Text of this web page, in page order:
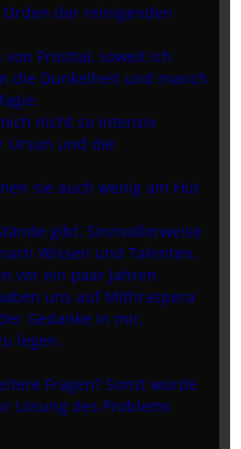
der reinigenden
Frosttal, soweit ich
die Dunkelheit und manch
nicht so intensiv
Ursun und die
sie auch wenig am Hut
gibt. Sinnvollerweise
Wissen und Talenten.
vor ein paar Jahren
uns auf Mithraspera
Gedanke in mir,
legen.
Fragen? Sonst würde
Lösung des Problems